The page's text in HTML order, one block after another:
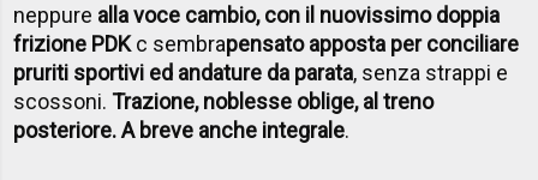
neppure alla voce cambio, con il nuovissimo doppia
frizione PDKc sembrapensato apposta per conciliare
pruriti sportivi ed andature da parata, senza strappi e
scossoni.Trazione, noblesse oblige, al treno
posteriore. A breve anche integrale.